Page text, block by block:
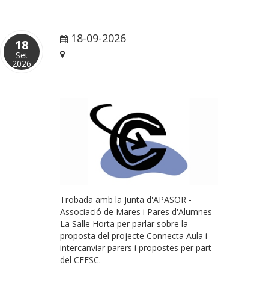
18
Set
2026
18-09-2026
Trobada amb la Junta d'APASOR -
Associació de Mares i Pares d'Alumnes
La Salle Horta per parlar sobre la
proposta del projecte Connecta Aula i
intercanviar parers i propostes per part
del CEESC.